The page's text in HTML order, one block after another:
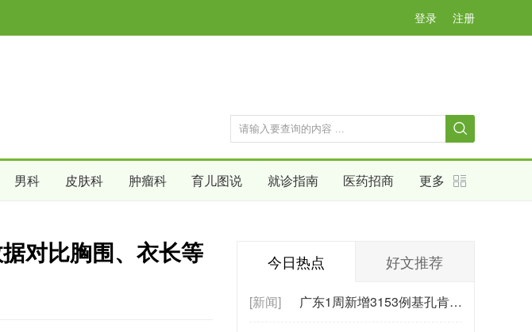
登录
注册
男科 皮肤科 肿瘤科 育儿图说 就诊指南 医药招商 更多
对比胸围、衣长等
今日热点 好文推荐
[新闻] 广东1周新增3153例基孔肯雅热是什么原因（节假日出行需了解蚊媒传播的基